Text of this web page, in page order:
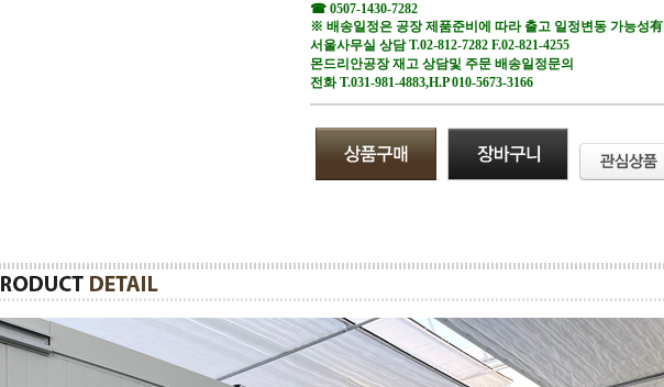
☎ 0507-1430-7282
※ 배송일정은 공장 제품준비에 따라 출고 일정변동 가능성有
서울사무실 상담 T.02-812-7282 F.02-821-4255
몬드리안공장 재고 상담및 주문 배송일정문의
전화 T.031-981-4883,H.P 010-5673-3166